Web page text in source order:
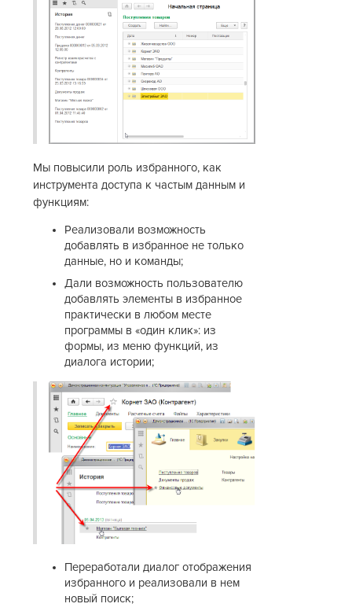
Мы повысили роль избранного, как
инструмента доступа к частым данным и
функциям:
Реализовали возможность
добавлять в избранное не только
данные, но и команды;
Дали возможность пользователю
добавлять элементы в избранное
практически в любом месте
программы в «один клик»: из
формы, из меню функций, из
диалога истории;
Переработали диалог отображения
избранного и реализовали в нем
новый поиск;